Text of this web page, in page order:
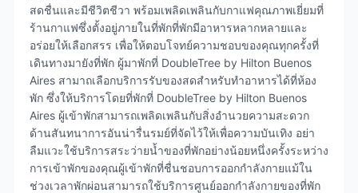
สดชื่นและมีชีวิตชีวา พร้อมเพลิดเพลินกับกาแฟคุณภาพเยี่ยมที่
ร้านกาแฟซึ่งตั้งอยู่ภายในที่พักที่พักมีอาหารหลากหลายและ
อร่อยให้เลือกสรร เพื่อให้ตอบโจทย์ความชอบของคุณทุกครั้งที่
เดินทางมายังที่พัก ผู้มาพักที่ DoubleTree by Hilton Buenos
Aires สามาถเลือกบริการรับของสดสำหรับทำอาหารได้ที่ห้อง
พัก ซึ่งให้บริการโดยที่พักที่ DoubleTree by Hilton Buenos
Aires ผู้เข้าพักสามารถเพลิดเพลินกับสิ่งอำนวยความสะดวก
ด้านสันทนาการอันน่ารื่นรมย์ที่จัดไว้ให้เพื่อความบันเทิง อย่า
ลืมแวะใช้บริการสระว่ายน้ำของที่พักอย่างน้อยหนึ่งครั้งระหว่าง
การเข้าพักของคุณผู้เข้าพักที่ชื่นชอบการออกกำลังกายแม้ใน
ช่วงเวลาพักผ่อนสามารถใช้บริการศูนย์ออกกำลังกายของที่พัก